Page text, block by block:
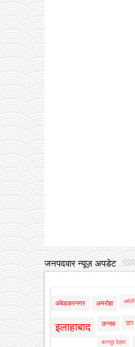
जनपदवार न्यूज़ अपडेट
अंबेडकरनगर अमरोहा अमेठी
इलाहाबाद उन्नाव एटा
कानपुर देहात